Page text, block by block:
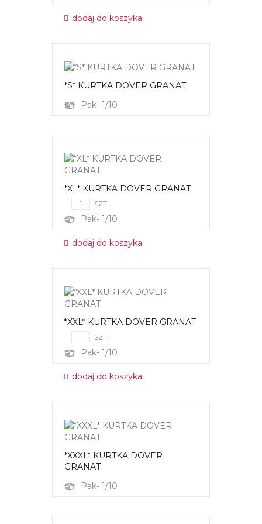
dodaj do koszyka
*S* KURTKA DOVER GRANAT
Pak- 1/10
*XL* KURTKA DOVER GRANAT
SZT.
Pak- 1/10
dodaj do koszyka
*XXL* KURTKA DOVER GRANAT
SZT.
Pak- 1/10
dodaj do koszyka
*XXXL* KURTKA DOVER
GRANAT
Pak- 1/10